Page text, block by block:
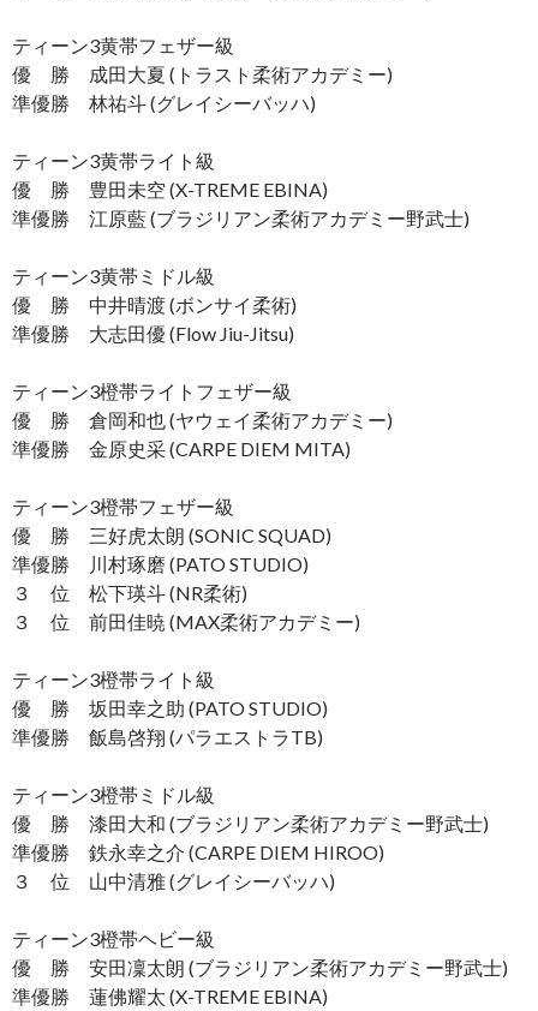
ティーン3黄帯フェザー級
優 勝 成田大夏 (トラスト柔術アカデミー)
準優勝 林祐斗 (グレイシーバッハ)
ティーン3黄帯ライト級
優 勝 豊田未空 (X-TREME EBINA)
準優勝 江原藍 (ブラジリアン柔術アカデミー野武士)
ティーン3黄帯ミドル級
優 勝 中井晴渡 (ボンサイ柔術)
準優勝 大志田優 (Flow Jiu-Jitsu)
ティーン3橙帯ライトフェザー級
優 勝 倉岡和也 (ヤウェイ柔術アカデミー)
準優勝 金原史采 (CARPE DIEM MITA)
ティーン3橙帯フェザー級
優 勝 三好虎太朗 (SONIC SQUAD)
準優勝 川村琢磨 (PATO STUDIO)
３ 位 松下瑛斗 (NR柔術)
３ 位 前田佳暁 (MAX柔術アカデミー)
ティーン3橙帯ライト級
優 勝 坂田幸之助 (PATO STUDIO)
準優勝 飯島啓翔 (パラエストラTB)
ティーン3橙帯ミドル級
優 勝 漆田大和 (ブラジリアン柔術アカデミー野武士)
準優勝 鉄永幸之介 (CARPE DIEM HIROO)
３ 位 山中清雅 (グレイシーバッハ)
ティーン3橙帯ヘビー級
優 勝 安田凜太朗 (ブラジリアン柔術アカデミー野武士)
準優勝 蓮佛耀太 (X-TREME EBINA)